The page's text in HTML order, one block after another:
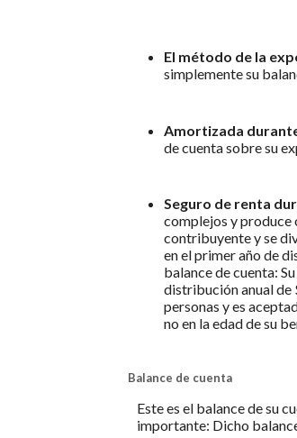
El método de la
simplemente su
Amortizada
de cuenta sobre su
Seguro de renta
complejos y produce
contribuyente y se
en el primer año de
balance de cuenta:
distribución anual de
personas y es
no en la edad de su
Balance de cuenta
Este es el balance de su
importante: Dicho